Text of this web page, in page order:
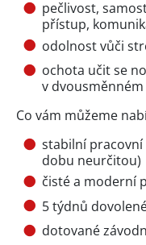
pečlivost,
přístup,
odolnost vůči
ochota učit se
v
Co vám můžeme
stabilní
dobu neurčitou)
čisté a moderní
5 týdnů
dotované